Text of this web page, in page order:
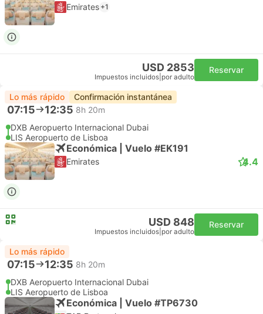
Emirates +1
USD 2853
Impuestos incluidos por adulto
Reservar
Lo más rápido Confirmación instantánea
07:15 12:35 8h 20m
DXB Aeropuerto Internacional Dubai
LIS Aeropuerto de Lisboa
Económica | Vuelo #EK191
Emirates 4.4
USD 848
Impuestos incluidos por adulto
Reservar
Lo más rápido
07:15 12:35 8h 20m
DXB Aeropuerto Internacional Dubai
LIS Aeropuerto de Lisboa
Económica | Vuelo #TP6730